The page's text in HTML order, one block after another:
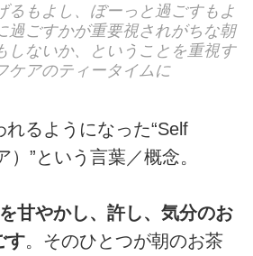
るもよし、ぼーっと過ごすもよ
過ごすかが重要視されがちな朝
しないか、ということを重視す
ケアのティータイムに
るようになった“Self
”という言葉／概念。
甘やかし、許し、気分のお
す。そのひとつが朝のお茶